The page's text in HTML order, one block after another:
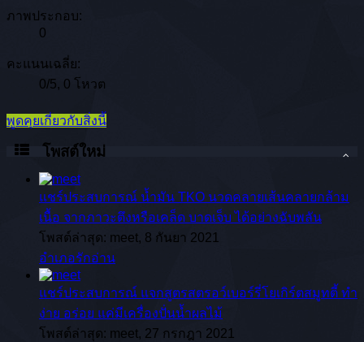
ภาพประกอบ:
0
คะแนนเฉลี่ย:
0/5, 0 โหวต
พูดคุยเกี่ยวกับสิ่งนี้
โพสต์ใหม่
แชร์ประสบการณ์ น้ำมัน TKO นวดคลายเส้นคลายกล้าม
เนื้อ จากภาวะตึงหรือเคล็ด บาดเจ็บ ได้อย่างฉับพลัน
โพสต์ล่าสุด: meet, 8 กันยา 2021
อำเภอรักอ่าน
แชร์ประสบการณ์ แจกสูตรสตรอว์เบอร์รี่โยเกิร์ตสมูทตี้ ทำ
ง่าย อร่อย แค่มีเครื่องปั่นน้ำผลไม้
โพสต์ล่าสุด: meet, 27 กรกฎา 2021